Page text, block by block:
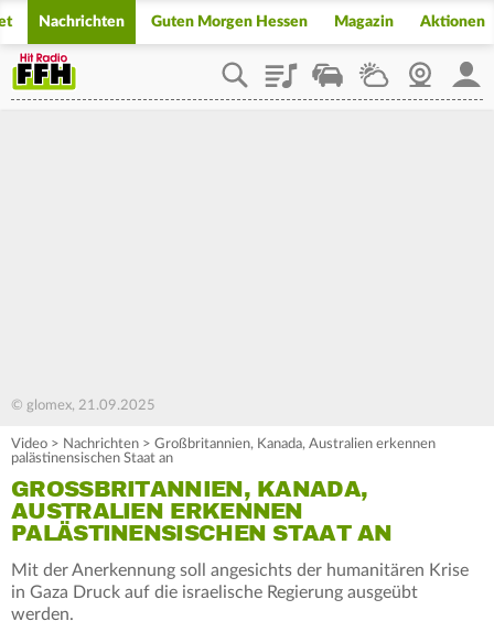
Nachrichten Guten Morgen Hessen Magazin Aktionen
PlaylistStaupilotWetterWebcam
© glomex, 21.09.2025
Video > Nachrichten > Großbritannien, Kanada, Australien erkennen
palästinensischen Staat an
GROSSBRITANNIEN, KANADA, A
USTRALIEN ERKENNEN P
ALÄSTINENSISCHEN STAAT AN
Mit der Anerkennung soll angesichts der humanitären Krise
in Gaza Druck auf die israelische Regierung ausgeübt
werden.